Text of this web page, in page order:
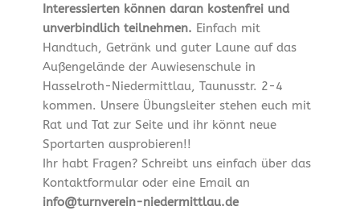
Interessierten können daran kostenfrei und
unverbindlich teilnehmen. Einfach mit
Handtuch, Getränk und guter Laune auf das
Außengelände der Auwiesenschule in
Hasselroth-Niedermittlau, Taunusstr. 2-4
kommen. Unsere Übungsleiter stehen euch mit
Rat und Tat zur Seite und ihr könnt neue
Sportarten ausprobieren!!
Ihr habt Fragen? Schreibt uns einfach über das
Kontaktformular oder eine Email an
info@turnverein-niedermittlau.de